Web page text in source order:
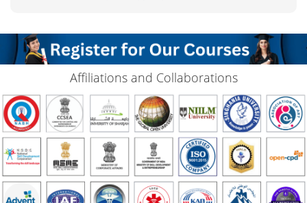
Affiliations and Collaborations